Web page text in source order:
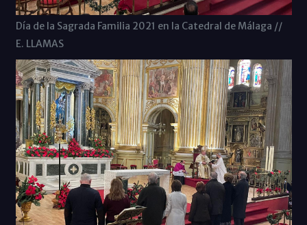
Día de la Sagrada Familia 2021 en la Catedral de Málaga //
E. LLAMAS